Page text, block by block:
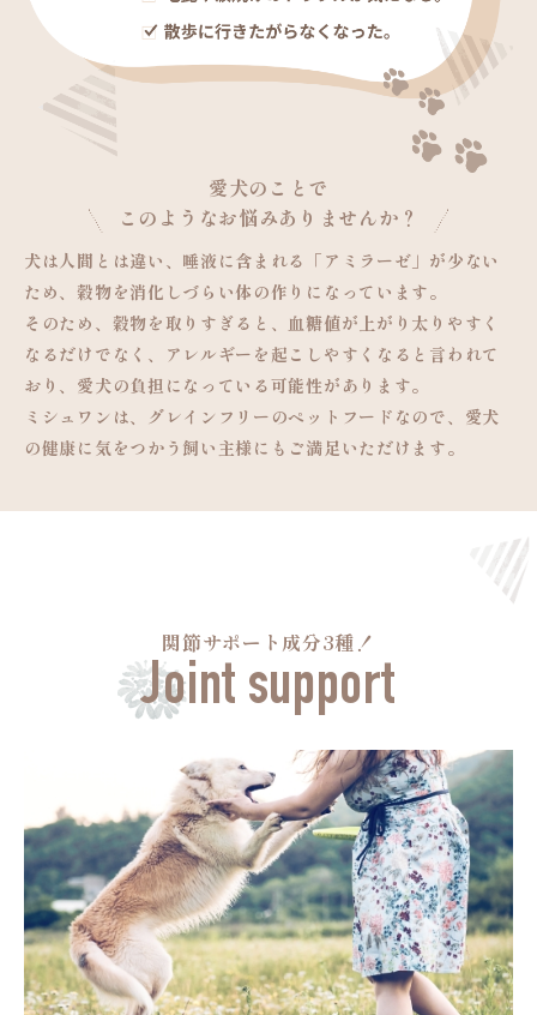
愛犬のことで
このようなお悩みありませんか？
犬は人間とは違い、唾液に含まれる「アミラーゼ」が少ない
ため、穀物を消化しづらい体の作りになっています。
そのため、穀物を取りすぎると、血糖値が上がり太りやすく
なるだけでなく、アレルギーを起こしやすくなると言われて
おり、愛犬の負担になっている可能性があります。
ミシュワンは、グレインフリーのペットフードなので、愛犬
の健康に気をつかう飼い主様にもご満足いただけます。
関節サポート成分3種！
Joint support